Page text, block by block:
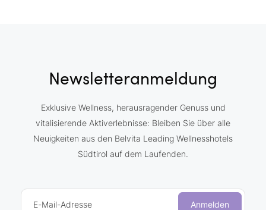
Newsletteranmeldung
Exklusive Wellness, herausragender Genuss und
vitalisierende Aktiverlebnisse: Bleiben Sie über alle
Neuigkeiten aus den Belvita Leading Wellnesshotels
Südtirol auf dem Laufenden.
E-Mail-Adresse Anmelden